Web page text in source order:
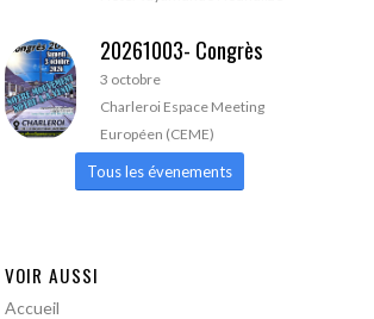
20261003- Congrès
3 octobre
Charleroi Espace Meeting
Européen (CEME)
Tous les évenements
VOIR AUSSI
Accueil